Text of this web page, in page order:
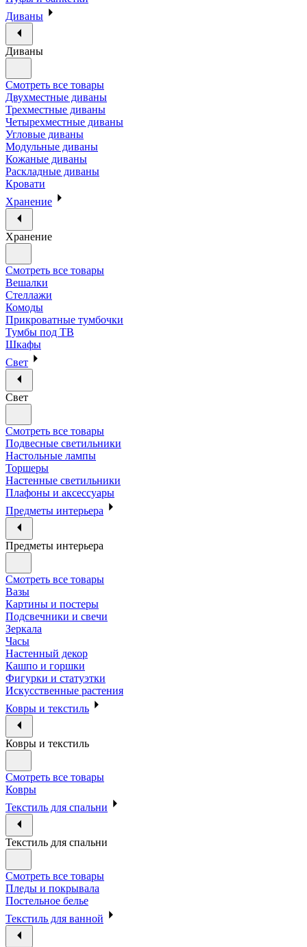
Диваны
Диваны
Смотреть все товары
Двухместные диваны
Трехместные диваны
Четырехместные диваны
Угловые диваны
Модульные диваны
Кожаные диваны
Раскладные диваны
Кровати
Хранение
Хранение
Смотреть все товары
Вешалки
Стеллажи
Комоды
Прикроватные тумбочки
Тумбы под ТВ
Шкафы
Свет
Свет
Смотреть все товары
Подвесные светильники
Настольные лампы
Торшеры
Настенные светильники
Плафоны и аксессуары
Предметы интерьера
Предметы интерьера
Смотреть все товары
Вазы
Картины и постеры
Подсвечники и свечи
Зеркала
Часы
Настенный декор
Кашпо и горшки
Фигурки и статуэтки
Искусственные растения
Ковры и текстиль
Ковры и текстиль
Смотреть все товары
Ковры
Текстиль для спальни
Текстиль для спальни
Смотреть все товары
Пледы и покрывала
Постельное белье
Текстиль для ванной